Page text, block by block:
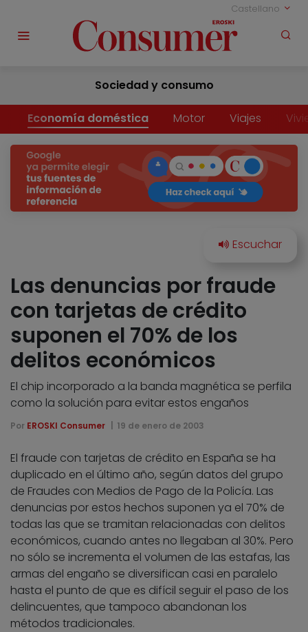
Castellano
Sociedad y consumo
Economía doméstica Motor Viajes
Las denuncias por fraude
con tarjetas de crédito
suponen el 70% de los
delitos económicos
El chip incorporado a la banda magnética se perfila
como la solución para evitar estos engaños
Por EROSKI Consumer 19 de enero de 2003
El fraude con tarjetas de crédito en España se ha
duplicado en el último año, según datos del grupo
de Fraudes con Medios de Pago de la Policía. Las
denuncias por estos hechos suponen ya el 70% de
todas las que se tramitan relacionadas con delitos
económicos, cuando antes no llegaban al 30%. Pero
no sólo se incrementa el volumen de las estafas, las
armas del engaño se diversifican casi en paralelo
hasta el punto de que es difícil seguir el paso de los
delincuentes, que tampoco abandonan los
métodos tradicionales.